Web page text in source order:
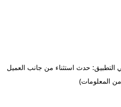
التطبيق: حدث استثناء من جانب العميل
المعلومات)